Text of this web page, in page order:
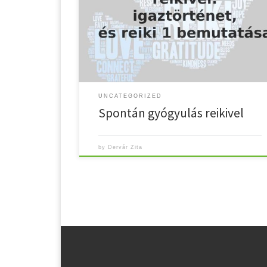
szorongás. Diagnózis: jóindulatú, de nem
daganat a tüdőben. Orvosi kezelés nincs rá. Ezért
el hozzám a beteg. Reiki kezelés tüdődaganatra 39
éves, kissé túlsúlyos, nem dohányzó, nem
alkoholizáló férfi beteg. A fejpozíciókban nagyon
[…]
UNCATEGORIZED
Spontán gyógyulás reikivel
by Dervár Zita